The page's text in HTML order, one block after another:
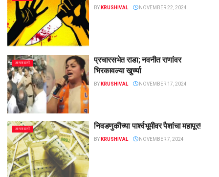
BY KRUSHIVAL NOVEMBER 22, 2024
अमरावती
प्रचारसभेत राडा; नवनीत राणांवर
भिरकावल्या खुर्च्या
BY KRUSHIVAL NOVEMBER 17, 2024
अमरावती निवडणुकीच्या पार्श्‍वभूमीवर पैशांचा महापूर!
BY KRUSHIVAL NOVEMBER 7, 2024